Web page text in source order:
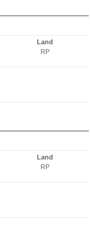
Land
RP
Land
RP